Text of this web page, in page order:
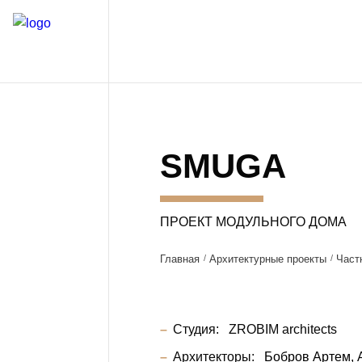
SMUGA
ПРОЕКТ МОДУЛЬНОГО ДОМА
Главная Архитектурные проекты
Студия: ZROBIM architects
Архитекторы: Бобров Артем